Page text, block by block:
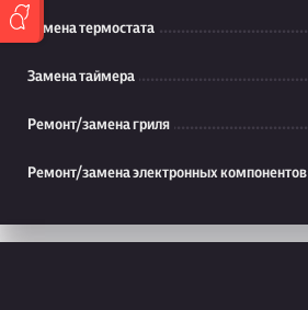
Замена термостата
Замена таймера
Ремонт/замена гриля
Ремонт/замена электронных компонентов